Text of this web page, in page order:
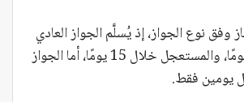
وفق نوع الجواز، إذ يُسلَّم الجواز العادي
خلال 30 إلى 45 يومًا، والمستعجل خلال 15 يومًا، أما الجواز
يومين فقط.